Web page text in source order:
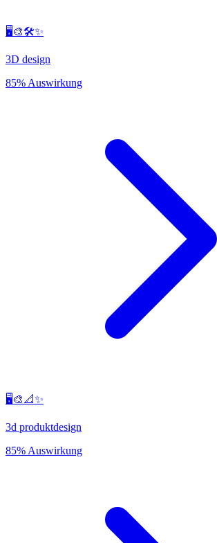
🖥️🎨🛠️✨
3D design
85% Auswirkung
🖥️🎨📐✨
3d produktdesign
85% Auswirkung